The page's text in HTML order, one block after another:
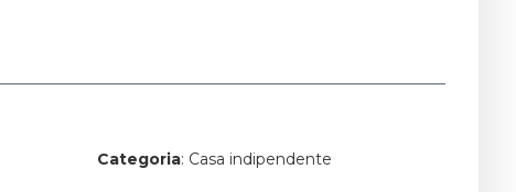
Categoria: Casa indipendente